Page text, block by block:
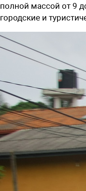
полной массой от 9
городские и